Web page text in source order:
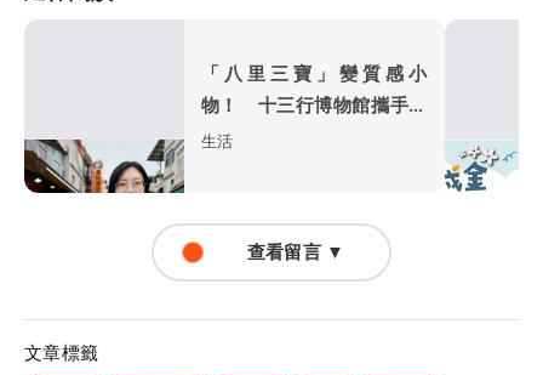
「八里三寶」變質感小
物！ 十三行博物館攜手渡
船頭商圈推永續
生活
查看留言 ▼
文章標籤